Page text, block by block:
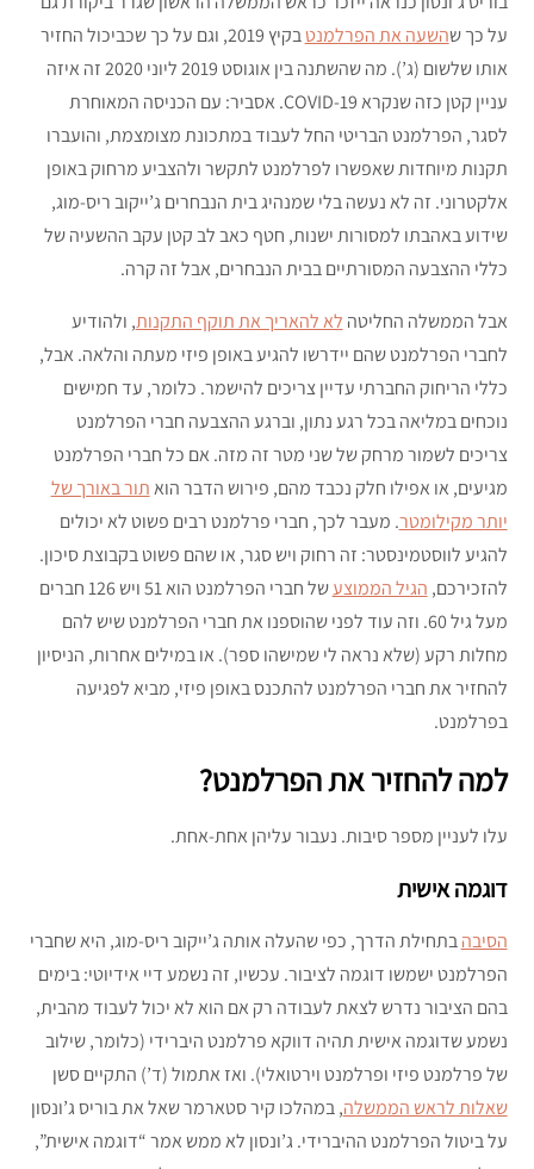
על כך שהשעה את הפרלמנט
בקיץ 2019, וגם על כך שכביכול החזיר
אותו שלשום (ג’). מה שהשתנה בין אוגוסט 2019 ליוני 2020 זה איזה
עניין קטן כזה שנקרא COVID-19. אסביר: עם הכניסה המאוחרת
לסגר, הפרלמנט הבריטי החל לעבוד במתכונת מצומצמת, והועברו
תקנות מיוחדות שאפשרו לפרלמנט לתקשר ולהצביע מרחוק באופן
אלקטרוני. זה לא נעשה בלי שמנהיג בית הנבחרים ג’ייקוב ריס-מוג,
שידוע באהבתו למסורות ישנות, חטף כאב לב קטן עקב ההשעיה של
כללי ההצבעה המסורתיים בבית הנבחרים, אבל זה קרה.
אבל הממשלה החליטה לא להאריך את תוקף התקנות, ולהודיע
לחברי הפרלמנט שהם יידרשו להגיע באופן פיזי מעתה והלאה. אבל,
כללי הריחוק החברתי עדיין צריכים להישמר. כלומר, עד חמישים
נוכחים במליאה בכל רגע נתון, וברגע ההצבעה חברי הפרלמנט
צריכים לשמור מרחק של שני מטר זה מזה. אם כל חברי הפרלמנט
מגיעים, או אפילו חלק נכבד מהם, פירוש הדבר הואתור באורך של
יותר מקילומטר. מעבר לכך, חברי פרלמנט רבים פשוט לא יכולים
להגיע לווסטמינסטר: זה רחוק ויש סגר, או שהם פשוט בקבוצת סיכון.
להזכירכם, הגיל הממוצע
של חברי הפרלמנט הוא 51 ויש 126 חברים
מעל גיל 60. וזה עוד לפני שהוספנו את חברי הפרלמנט שיש להם
מחלות רקע (שלא נראה לי שמישהו ספר). או במילים אחרות, הניסיון
להחזיר את חברי הפרלמנט להתכנס באופן פיזי, מביא לפגיעה
בפרלמנט.
למה להחזיר את הפרלמנט?
עלו לעניין מספר סיבות. נעבור עליהן אחת-אחת.
דוגמה אישית
הסיבהבתחילת הדרך, כפי שהעלה אותה ג’ייקוב ריס-מוג, היא שחברי
הפרלמנט ישמשו דוגמה לציבור. עכשיו, זה נשמע דיי אידיוטי: בימים
בהם הציבור נדרש לצאת לעבודה רק אם הוא לא יכול לעבוד מהבית,
נשמע שדוגמה אישית תהיה דווקא פרלמנט היברידי (כלומר, שילוב
של פרלמנט פיזי ופרלמנט וירטואלי). ואז אתמול (ד’) התקיים סשן
שאלות לראש הממשלה, במהלכו קיר סטארמר שאל את בוריס ג’ונסון
על ביטול הפרלמנט ההיברידי. ג’ונסון לא ממש אמר “דוגמה אישית”,